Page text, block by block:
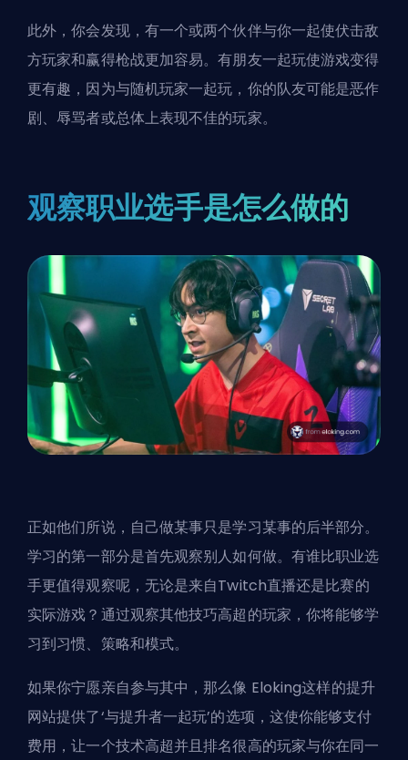
此外，你会发现，有一个或两个伙伴与你一起使伏击敌
方玩家和赢得枪战更加容易。有朋友一起玩使游戏变得
更有趣，因为与随机玩家一起玩，你的队友可能是恶作
剧、辱骂者或总体上表现不佳的玩家。
观察职业选手是怎么做的
正如他们所说，自己做某事只是学习某事的后半部分。
学习的第一部分是首先观察别人如何做。有谁比职业选
手更值得观察呢，无论是来自Twitch直播还是比赛的
实际游戏？通过观察其他技巧高超的玩家，你将能够学
习到习惯、策略和模式。
如果你宁愿亲自参与其中，那么像 Eloking这样的提升
网站提供了‘与提升者一起玩’的选项，这使你能够支付
费用，让一个技术高超并且排名很高的玩家与你在同一